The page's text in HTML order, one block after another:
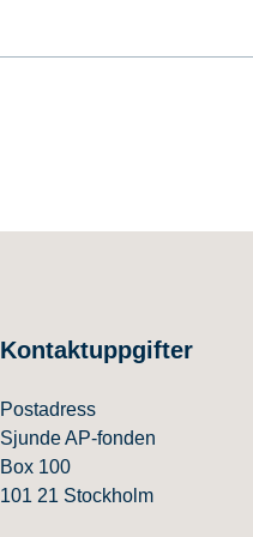
Kontaktuppgifter
Postadress
Sjunde AP-fonden
Box 100
101 21 Stockholm